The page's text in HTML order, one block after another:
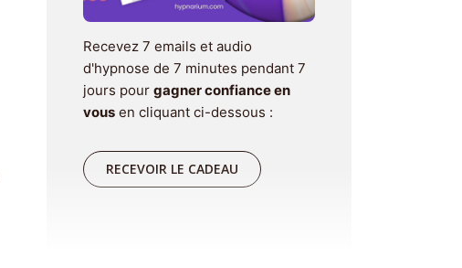
Recevez 7 emails et audio
d'hypnose de 7 minutes pendant 7
jours pour gagner confiance en
vous en cliquant ci-dessous :
RECEVOIR LE CADEAU